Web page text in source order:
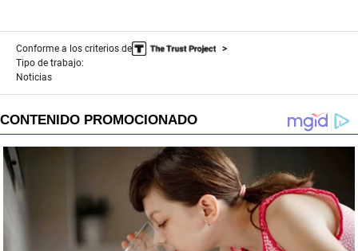
Conforme a los criterios de
Tipo de trabajo:
Noticias